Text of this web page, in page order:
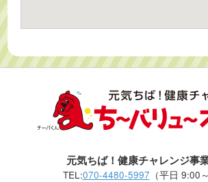
元気ちば！健康チャレンジ事
TEL:070-4480-5997 （平日 9:00